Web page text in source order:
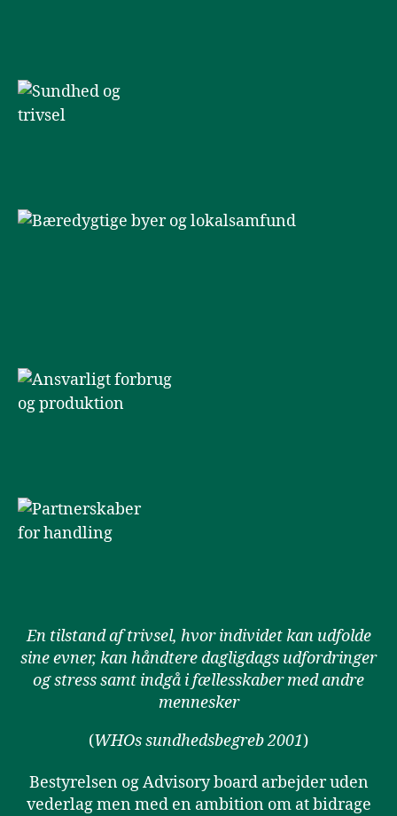
En tilstand af trivsel, hvor individet kan udfolde
sine evner, kan håndtere dagligdags udfordringer
og stress samt indgå i fællesskaber med andre
mennesker
(WHOs sundhedsbegreb 2001)
Bestyrelsen og Advisory board arbejder uden
vederlag men med en ambition om at bidrage